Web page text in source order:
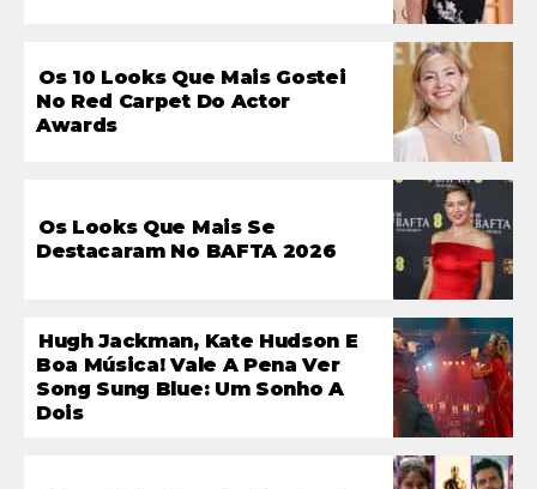
Os 10 Looks Que Mais Gostei
No Red Carpet Do Actor
Awards
Os Looks Que Mais Se
Destacaram No BAFTA 2026
Hugh Jackman, Kate Hudson E
Boa Música! Vale A Pena Ver
Song Sung Blue: Um Sonho A
Dois